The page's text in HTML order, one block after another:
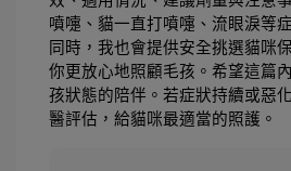
噴嚏、貓一直打噴嚏、流眼淚等
同時，我也會提供安全挑選貓咪
你更放心地照顧毛孩。希望這篇
孩狀態的陪伴。若症狀持續或惡
醫評估，給貓咪最適當的照護。